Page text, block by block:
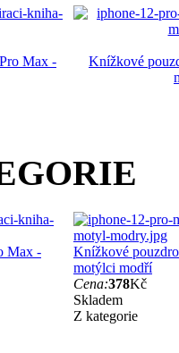
Max -
Knížkové
Max -
Knížkové
motýlci modří
Cena:378Kč
Skladem
Z kategorie